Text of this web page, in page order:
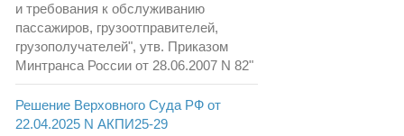
и требования к обслуживанию
пассажиров, грузоотправителей,
грузополучателей", утв. Приказом
Минтранса России от 28.06.2007 N 82"
Решение Верховного Суда РФ от
22.04.2025 N АКПИ25-29